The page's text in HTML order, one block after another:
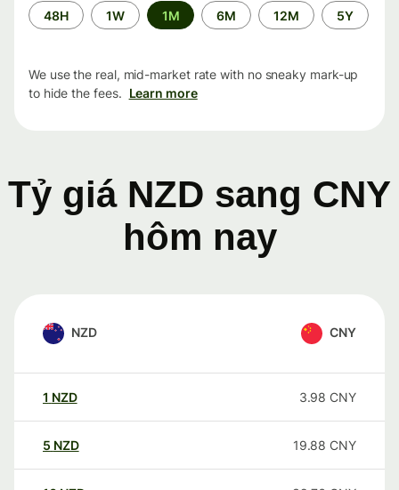
Time
period
48H 1W 1M 6M 12M 5Y
We use the real, mid-market rate with no sneaky mark-up
to hide the fees. Learn more
Tỷ giá NZD sang CNY
hôm nay
NZD CNY
1 NZD 3.98 CNY
5 NZD 19.88 CNY